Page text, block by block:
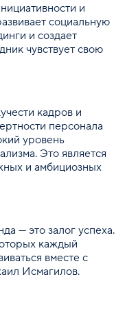
и
социальную
и создает
чувствует свою
кадров и
персонала
уровень
Это является
и амбициозных
— это залог успеха.
каждый
вместе с
Исмагилов.